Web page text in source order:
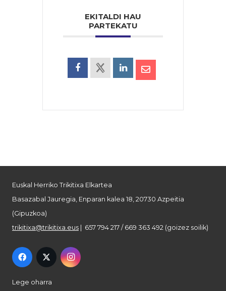
EKITALDI HAU
PARTEKATU
Euskal Herriko Trikitixa Elkartea
Basazabal Jauregia, Enparan kalea 18, 20730 Azpeitia
(Gipuzkoa)
trikitixa@trikitixa.eus | 657 794 217 / 669 363 492 (goizez soilik)
Lege oharra